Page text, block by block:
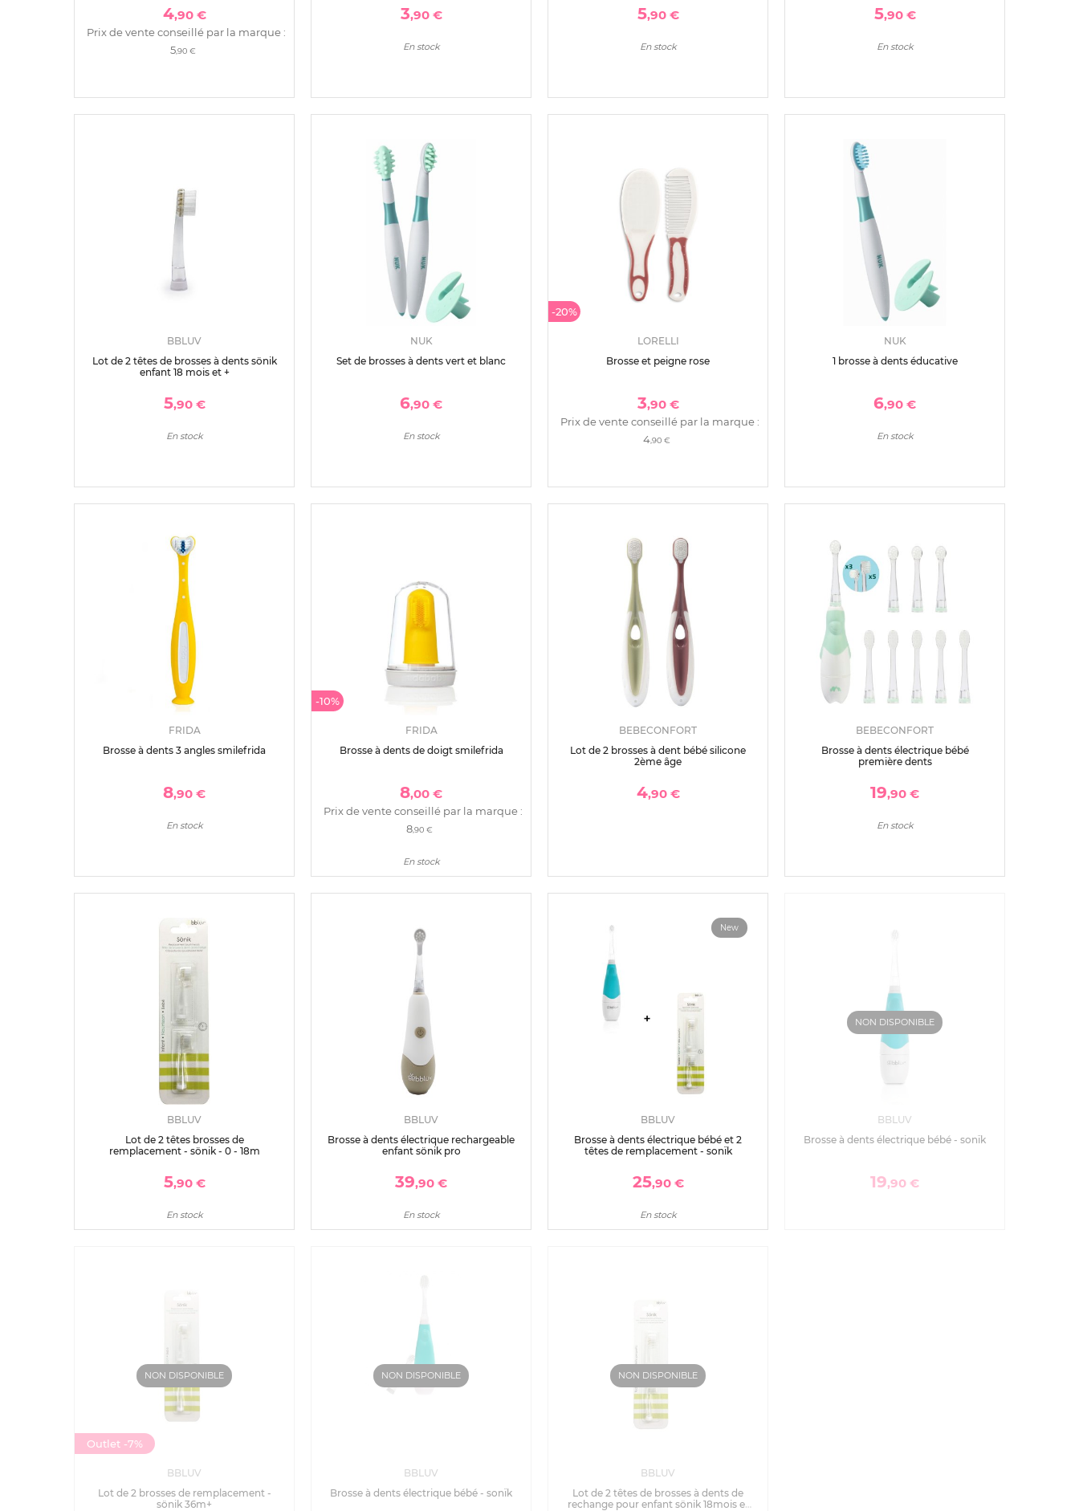
4,90 €
Prix de vente conseillé par la marque :
5,90 €
3,90 €
En stock
5,90 €
En stock
5,90 €
En stock
BBLUV
Lot de 2 têtes de brosses à dents sönik
enfant 18 mois et +
5,90 €
En stock
NUK
Set de brosses à dents vert et blanc
6,90 €
En stock
-20%
LORELLI
Brosse et peigne rose
3,90 €
Prix de vente conseillé par la marque :
4,90 €
NUK
1 brosse à dents éducative
6,90 €
En stock
FRIDA
Brosse à dents 3 angles smilefrida
8,90 €
En stock
-10%
FRIDA
Brosse à dents de doigt smilefrida
8,00 €
Prix de vente conseillé par la marque :
8,90 €
En stock
BEBECONFORT
Lot de 2 brosses à dent bébé silicone
2ème âge
4,90 €
BEBECONFORT
Brosse à dents électrique bébé
première dents
19,90 €
En stock
BBLUV
Lot de 2 têtes brosses de
remplacement - sönik - 0 - 18m
5,90 €
En stock
BBLUV
Brosse à dents électrique rechargeable
enfant sönik pro
39,90 €
En stock
New
BBLUV
Brosse à dents électrique bébé et 2
têtes de remplacement - sonïk
25,90 €
En stock
NON DISPONIBLE
BBLUV
Brosse à dents électrique bébé - sonïk
19,90 €
NON DISPONIBLE
Outlet -7%
BBLUV
Lot de 2 brosses de remplacement -
sönik 36m+
NON DISPONIBLE
BBLUV
Brosse à dents électrique bébé - sonïk
NON DISPONIBLE
BBLUV
Lot de 2 têtes de brosses à dents de
rechange pour enfant sönik 18mois et